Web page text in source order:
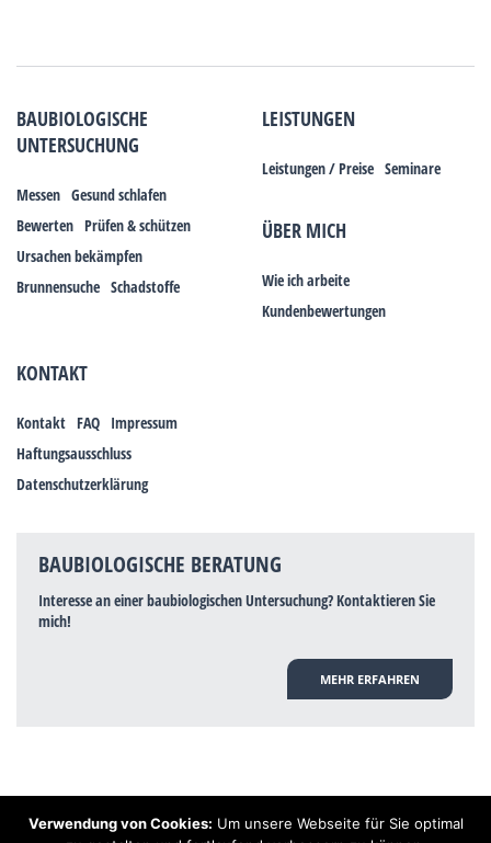
BAUBIOLOGISCHE
UNTERSUCHUNG
Messen Gesund schlafen
Bewerten Prüfen & schützen
Ursachen bekämpfen
Brunnensuche Schadstoffe
LEISTUNGEN
Leistungen / Preise Seminare
ÜBER MICH
Wie ich arbeite
Kundenbewertungen
KONTAKT
Kontakt FAQ Impressum
Haftungsausschluss
Datenschutzerklärung
BAUBIOLOGISCHE BERATUNG
Interesse an einer baubiologischen Untersuchung? Kontaktieren Sie
mich!
MEHR ERFAHREN
Hinweis: Trotz zahlreicher Studien, die einen Zusammenhang zwischen
Verwendung von Cookies: Um unsere Webseite für Sie optimal